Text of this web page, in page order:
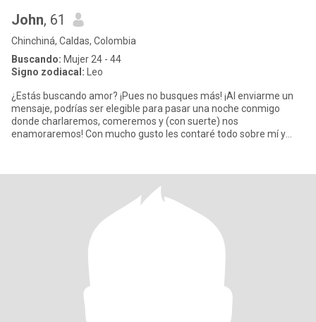
John, 61
Chinchiná, Caldas, Colombia
Buscando: Mujer 24 - 44
Signo zodiacal: Leo
¿Estás buscando amor? ¡Pues no busques más! ¡Al enviarme un
mensaje, podrías ser elegible para pasar una noche conmigo
donde charlaremos, comeremos y (con suerte) nos
enamoraremos! Con mucho gusto les contaré todo sobre mí y